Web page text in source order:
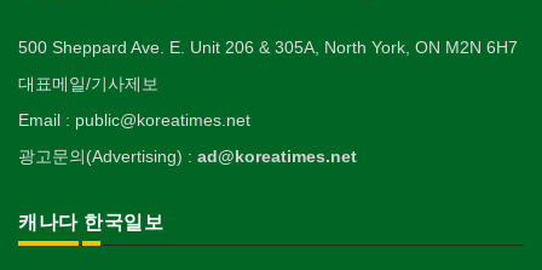
500 Sheppard Ave. E. Unit 206 & 305A, North York, ON M2N 6H7
대표메일/기사제보
Email : public@koreatimes.net
광고문의(Advertising) : ad@koreatimes.net
캐나다 한국일보